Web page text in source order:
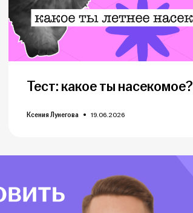
Тест: какое ты насекомое?
Ксения Лунегова 19.06.2026